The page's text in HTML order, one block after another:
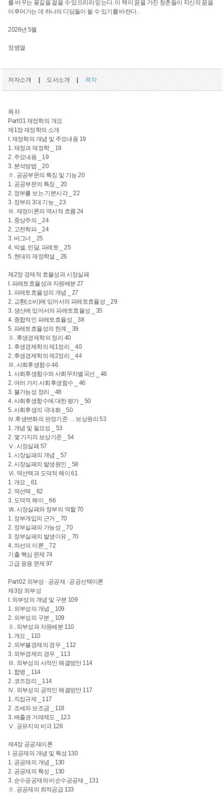
를 바꾸는 꽃길을 걸을 수 있으리라 믿는다. 이 책이 꿈을 가진 청춘들이 자신의 꿈을
이루어가는 데 하나의 디딤돌이 될 수 있기를 바란다.
2026년 5월
정병열
저자소개 | 도서소개 | 목차
목차
Part 01 재정학의 개요
제1장 재정학의 소개
I. 재정학의 개념 및 주요내용 19
1. 재정과 재정학 _ 19
2. 주요내용 _ 19
3. 분석방법 _ 20
Ⅱ. 공공부문의 특징 및 기능 20
1. 공공부문의 특징 _ 20
2. 정부를 보는 기본시각 _ 22
3. 정부의 3대 기능 _ 23
Ⅲ. 재정이론의 역사적 흐름 24
1. 중상주의 _ 24
2. 고전학파 _ 24
3. 바그너 _ 25
4. 빅셀, 린달, 파레토 _ 25
5. 현대의 재정학설 _ 26
제2장 경제적 효율성과 시장실패
I. 파레토효율성과 자원배분 27
1. 파레토효율성의 개념 _ 27
2. 교환(소비)에 있어서의 파레토효율성 _ 29
3. 생산에 있어서의 파레토효율성 _ 35
4. 종합적인 파레토효율성 _ 38
5. 파레토효율성의 한계 _ 39
Ⅱ. 후생경제학의 정리 40
1. 후생경제학의 제1정리 _ 40
2. 후생경제학의 제2정리 _ 44
Ⅲ. 사회후생함수 46
1. 사회후생함수와 사회무차별곡선 _ 46
2. 여러 가지 사회후생함수 _ 46
3. 불가능성 정리 _ 48
4. 사회후생함수에 대한 평가 _ 50
5. 사회후생의 극대화 _ 50
Ⅳ.후생변화의 판정기준 … 보상원리 53
1. 개념 및 필요성 _ 53
2. 몇 가지의 보상기준 _ 54
Ⅴ. 시장실패 57
1. 시장실패의 개념 _ 57
2. 시장실패의 발생원인 _ 58
Ⅵ. 역선택과 도덕적 해이 61
1. 개요 _ 61
2. 역선택 _ 62
3. 도덕적 해이 _ 66
Ⅶ. 시장실패와 정부의 역할 70
1. 정부개입의 근거 _ 70
2. 정부실패의 가능성 _ 70
3. 정부실패의 발생이유 _ 70
4. 차선의 이론 _ 72
기출 핵심 문제 74
고급 응용 문제 97
Part 02 외부성 · 공공재 · 공공선택이론
제3장 외부성
I. 외부성의 개념 및 구분 109
1. 외부성의 개념 _ 109
2. 외부성의 구분 _ 109
Ⅱ. 외부성과 자원배분 110
1. 개요 _ 110
2. 외부불경제의 경우 _ 112
3. 외부경제의 경우 _ 113
Ⅲ. 외부성의 사적인 해결방안 114
1. 합병 _ 114
2. 코즈정리 _ 114
Ⅳ. 외부성의 공적인 해결방안 117
1. 직접규제 _ 117
2. 조세와 보조금 _ 118
3. 배출권 거래제도 _ 123
Ⅴ. 공유지의 비극 128
제4장 공공재이론
I. 공공재의 개념 및 특성 130
1. 공공재의 개념 _ 130
2. 공공재의 특성 _ 130
3. 순수공공재와 비순수공공재 _ 131
Ⅱ. 공공재의 최적공급 133